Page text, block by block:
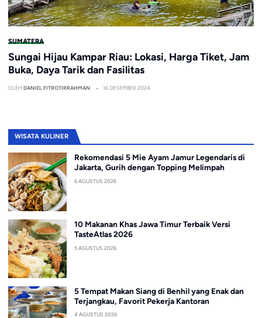
SUMATERA
Sungai Hijau Kampar Riau: Lokasi, Harga Tiket, Jam
Buka, Daya Tarik dan Fasilitas
OLEH DANIEL FITROTIRRAHMAN 16 DESEMBER 2024
WISATA KULINER
Rekomendasi 5 Mie Ayam Jamur Legendaris di
Jakarta, Gurih dengan Topping Melimpah
6 AGUSTUS 2026
10 Makanan Khas Jawa Timur Terbaik Versi
TasteAtlas 2026
5 AGUSTUS 2026
5 Tempat Makan Siang di Benhil yang Enak dan
Terjangkau, Favorit Pekerja Kantoran
4 AGUSTUS 2026